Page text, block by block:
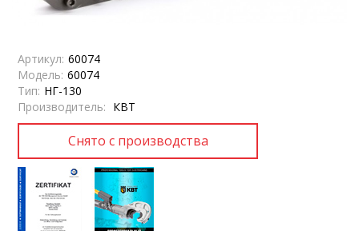
Артикул: 60074
Модель: 60074
Тип: НГ-130
Производитель: КВТ